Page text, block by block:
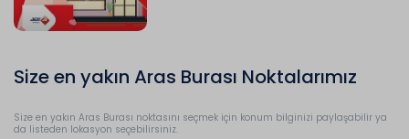
Size en yakın Aras Burası Noktalarımız
Size en yakın Aras Burası noktasını seçmek için konum bilginizi paylaşabilir ya
da listeden lokasyon seçebilirsiniz.